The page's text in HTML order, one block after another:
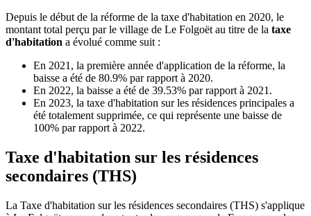
Depuis le début de la réforme de la taxe d'habitation en 2020, le
montant total perçu par le village de Le Folgoët au titre de la taxe
d'habitation a évolué comme suit :
En 2021, la première année d'application de la réforme, la
baisse a été de 80.9% par rapport à 2020.
En 2022, la baisse a été de 39.53% par rapport à 2021.
En 2023, la taxe d'habitation sur les résidences principales a
été totalement supprimée, ce qui représente une baisse de
100% par rapport à 2022.
Taxe d'habitation sur les résidences
secondaires (THS)
La Taxe d'habitation sur les résidences secondaires (THS) s'applique